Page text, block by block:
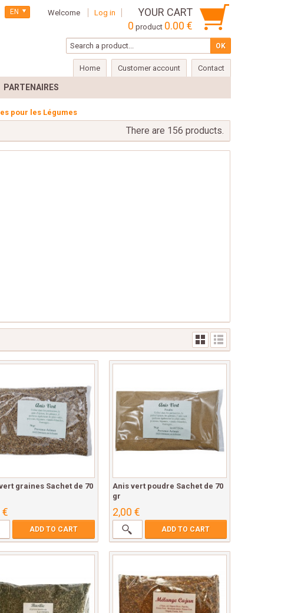
Welcome Log in
YOUR CART
0 product 0.00 €
EN
Home Customer account Contact
PARTENAIRES
pour les Légumes
There are 156 products.
graines Sachet de 70
€
ADD TO CART
Anis vert poudre Sachet de 70
gr
2,00 €
ADD TO CART